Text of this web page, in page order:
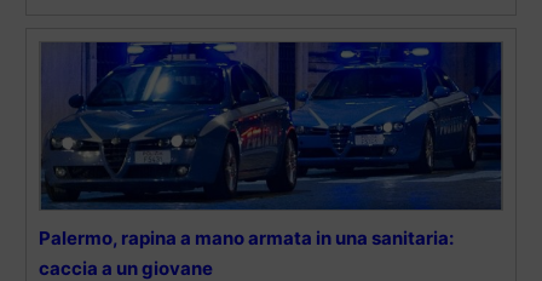
Palermo, rapina a mano armata in una sanitaria:
caccia a un giovane